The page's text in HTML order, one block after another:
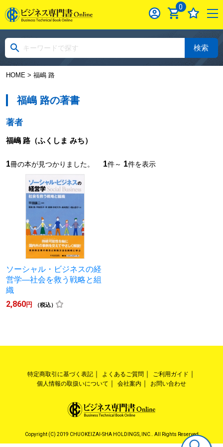
0
検索
HOME> 福嶋 路
福嶋 路の著書
著者
福嶋 路（ふくしま みち）
1冊の本が見つかりました。 1件～ 1件を表示
ソーシャル・ビジネスの経
営学―社会を救う戦略と組
織
2,860円 （税込）
特定商取引に基づく表記 よくあるご質問
ご利用ガイド
個人情報の取扱いについて
会社案内 お問い合わせ
Copyright (C) 2019 CHUOKEIZAI-SHA HOLDINGS, INC.. All Rights Reserved